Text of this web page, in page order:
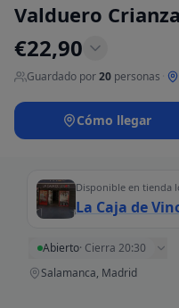
Valduero
€22,90
Guardado por20 personas
Cómo llegar
Disponible en tienda
La Caja de
Abierto· Cierra 20:30
Salamanca, Madrid